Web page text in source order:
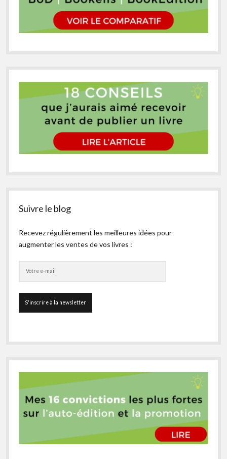
Suivre le blog
Recevez régulièrement les meilleures idées pour
augmenter les ventes de vos livres :